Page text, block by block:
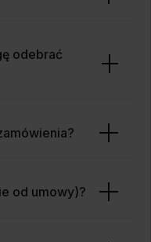
odebrać
od umowy)?